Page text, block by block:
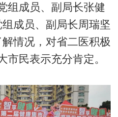
组成员、副局长张健
成员、副局长周瑞坚
情况，对省二医积极
市民表示充分肯定。